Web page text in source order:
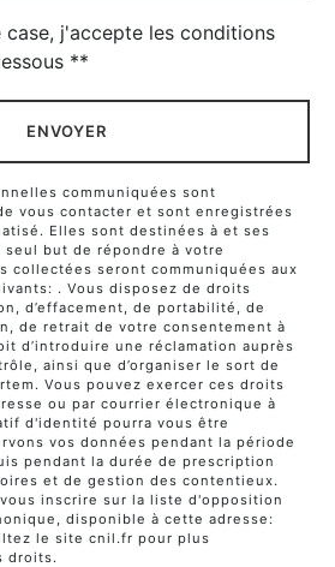
j'accepte les conditions
**
ENVOYER
communiquées sont
vous contacter et sont enregistrées
Elles sont destinées à et ses
but de répondre à votre
collectées seront communiquées aux
. Vous disposez de droits
d’effacement, de portabilité, de
de retrait de votre consentement à
d’introduire une réclamation auprès
ainsi que d’organiser le sort de
Vous pouvez exercer ces droits
ou par courrier électronique à
d'identité pourra vous être
vos données pendant la période
pendant la durée de prescription
et de gestion des contentieux.
inscrire sur la liste d'opposition
disponible à cette adresse:
le site cnil.fr pour plus
droits.